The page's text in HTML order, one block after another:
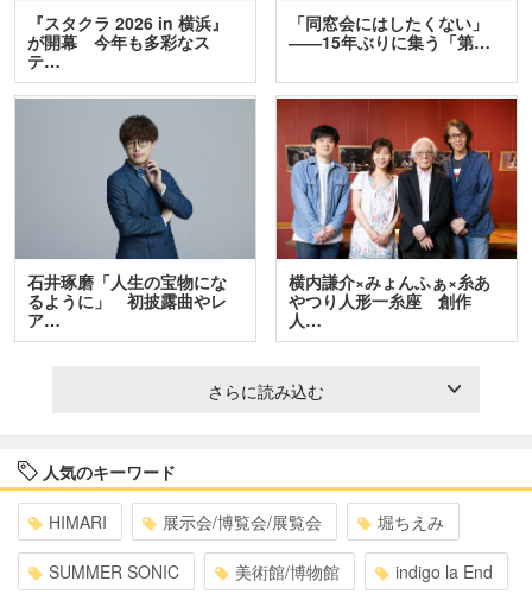
『スタクラ 2026 in 横浜』
が開幕 今年も多彩なス
テ…
「同窓会にはしたくない」
――15年ぶりに集う「第…
石井琢磨「人生の宝物にな
るように」 初披露曲やレ
ア…
横内謙介×みょんふぁ×糸あ
やつり人形一糸座 創作
人…
さらに読み込む
人気のキーワード
HIMARI 展示会/博覧会/展覧会 堀ちえみ
SUMMER SONIC 美術館/博物館 indigo la End